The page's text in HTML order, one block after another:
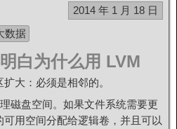
2014 年 1 月 18 日
数据
白为什么用 LVM
大：必须是相邻的。
磁盘空间。如果文件系统需要更
用空间分配给逻辑卷，并且可以